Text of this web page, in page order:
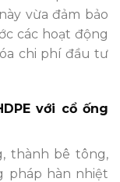
vừa đảm bảo
các hoạt động
chi phí đầu tư
với cổ ống
thành bê tông,
pháp hàn nhiệt